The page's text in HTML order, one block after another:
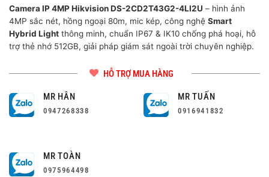
Camera IP 4MP Hikvision DS-2CD2T43G2-4LI2U – hình ảnh
4MP sắc nét, hồng ngoại 80m, mic kép, công nghệ Smart
Hybrid Light thông minh, chuẩn IP67 & IK10 chống phá hoại, hỗ
trợ thẻ nhớ 512GB, giải pháp giám sát ngoài trời chuyên nghiệp.
HỖ TRỢ MUA HÀNG
MR HÂN
0947268338
MR TUẤN
0916941832
MR TOÀN
0975964498